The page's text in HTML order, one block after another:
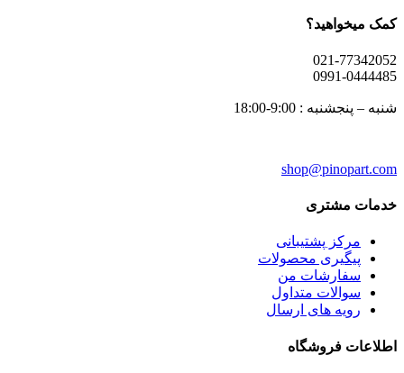
کمک میخواهید؟
021-77342052
0991-0444485
شنبه – پنجشنبه : 9:00-18:00
shop@pinopart.com
خدمات مشتری
مرکز پشتیبانی
پیگیری محصولات
سفارشات من
سوالات متداول
رویه های ارسال
اطلاعات فروشگاه